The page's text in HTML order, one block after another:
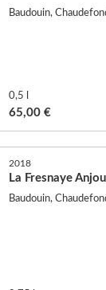
Baudouin,
0,5 l
65,00 €
2018
La Fresnaye
Baudouin,